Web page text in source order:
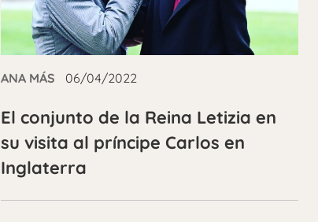
ANA MÁS 06/04/2022
El conjunto de la Reina Letizia en
su visita al príncipe Carlos en
Inglaterra